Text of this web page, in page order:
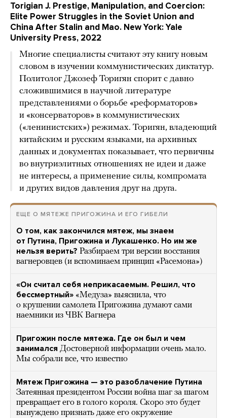
Torigian J. Prestige, Manipulation, and Coercion:
Elite Power Struggles in the Soviet Union and
China After Stalin and Mao. New York: Yale
University Press, 2022
Многие специалисты считают эту книгу новым
словом в изучении коммунистических диктатур.
Политолог Джозеф Торигян спорит с давно
сложившимися в научной литературе
представлениями о борьбе «реформаторов»
и «консерваторов» в коммунистических
(«ленинистских») режимах. Торигян, владеющий
китайским и русским языками, на архивных
данных и документах показывает, что первичны
во внутриэлитных отношениях не идеи и даже
не интересы, а применение силы, компромата
и других видов давления друг на друга.
ЕЩЕ О МЯТЕЖЕ ПРИГОЖИНА И ЕГО ГИБЕЛИ
О том, как закончился мятеж, мы знаем
от Путина, Пригожина и Лукашенко. Но им же
нельзя верить? Разбираем три версии восстания
вагнеровцев (и вспоминаем принцип «Расемона»)
«Он считал себя неприкасаемым. Решил, что
бессмертный» «Медуза» выяснила, что
о крушении самолета Пригожина думают сами
наемники из ЧВК Вагнера
Пригожин после мятежа. Где он был и чем
занимался Достоверной информации очень мало.
Мы собрали все, что известно
Мятеж Пригожина — это разоблачение Путина
Затеянная президентом России война шаг за шагом
превращает его в голого короля. Скоро это будет
вынуждено признать даже его окружение